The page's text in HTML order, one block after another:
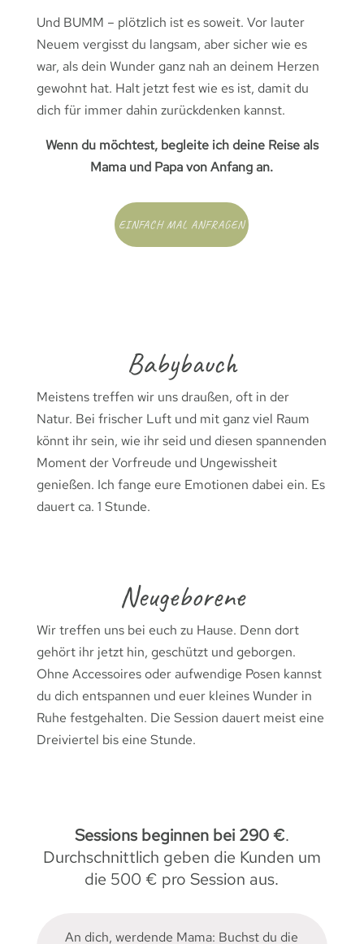
Und BUMM – plötzlich ist es soweit. Vor lauter
Neuem vergisst du langsam, aber sicher wie es
war, als dein Wunder ganz nah an deinem Herzen
gewohnt hat. Halt jetzt fest wie es ist, damit du
dich für immer dahin zurückdenken kannst.
Wenn du möchtest, begleite ich deine Reise als
Mama und Papa von Anfang an.
EINFACH MAL ANFRAGEN
Babybauch
Meistens treffen wir uns draußen, oft in der
Natur. Bei frischer Luft und mit ganz viel Raum
könnt ihr sein, wie ihr seid und diesen spannenden
Moment der Vorfreude und Ungewissheit
genießen. Ich fange eure Emotionen dabei ein. Es
dauert ca. 1 Stunde.
Neugeborene
Wir treffen uns bei euch zu Hause. Denn dort
gehört ihr jetzt hin, geschützt und geborgen.
Ohne Accessoires oder aufwendige Posen kannst
du dich entspannen und euer kleines Wunder in
Ruhe festgehalten. Die Session dauert meist eine
Dreiviertel bis eine Stunde.
Sessions beginnen bei 290 €.
Durchschnittlich geben die Kunden um
die 500 € pro Session aus.
An dich, werdende Mama: Buchst du die